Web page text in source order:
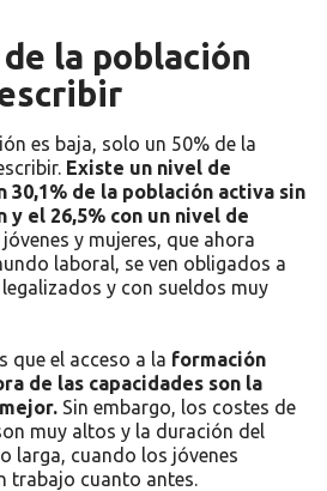
la población
es baja, solo un 50% de la
Existe un nivel de
30,1% de la población activa sin
el 26,5% con un nivel de
y mujeres, que ahora
laboral, se ven obligados a
y con sueldos muy
que el acceso a la formación
de las capacidades son la
Sin embargo, los costes de
muy altos y la duración del
larga, cuando los jóvenes
trabajo cuanto antes.